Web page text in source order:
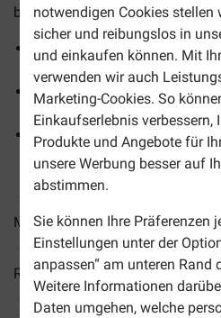
notwendigen Cookies stellen
sicher und reibungslos in
und einkaufen können. Mit
verwenden wir auch
Marketing-Cookies. So
Einkaufserlebnis verbessern,
Produkte und Angebote für
unsere Werbung besser auf
abstimmen.
Sie können Ihre Präferenzen
Einstellungen unter der
anpassen“ am unteren Rand
Weitere Informationen
Daten umgehen, welche
beim Abnehmen und
88% der Tiere haben in 2
reduziert
Hilft, Übergewicht dauerhaft
Energie für aktives Spielen
Unterstützt die natürliche
zu verbrennen
Mehr Produktinfos
Reviews